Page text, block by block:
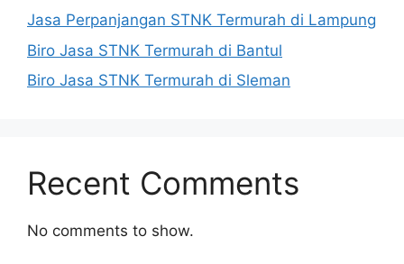
Jasa Perpanjangan STNK Termurah di Lampung
Biro Jasa STNK Termurah di Bantul
Biro Jasa STNK Termurah di Sleman
Recent Comments
No comments to show.